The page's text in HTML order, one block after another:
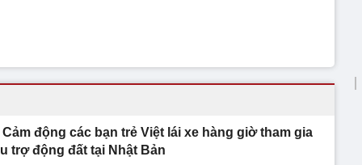
Cảm động các bạn trẻ Việt lái xe hàng giờ tham gia
trợ động đất tại Nhật Bản